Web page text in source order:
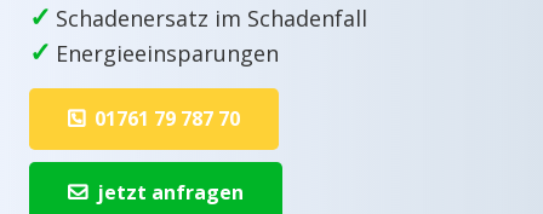
✓ Schadenersatz im Schadenfall
✓ Energieeinsparungen
01761 79 787 70
jetzt anfragen